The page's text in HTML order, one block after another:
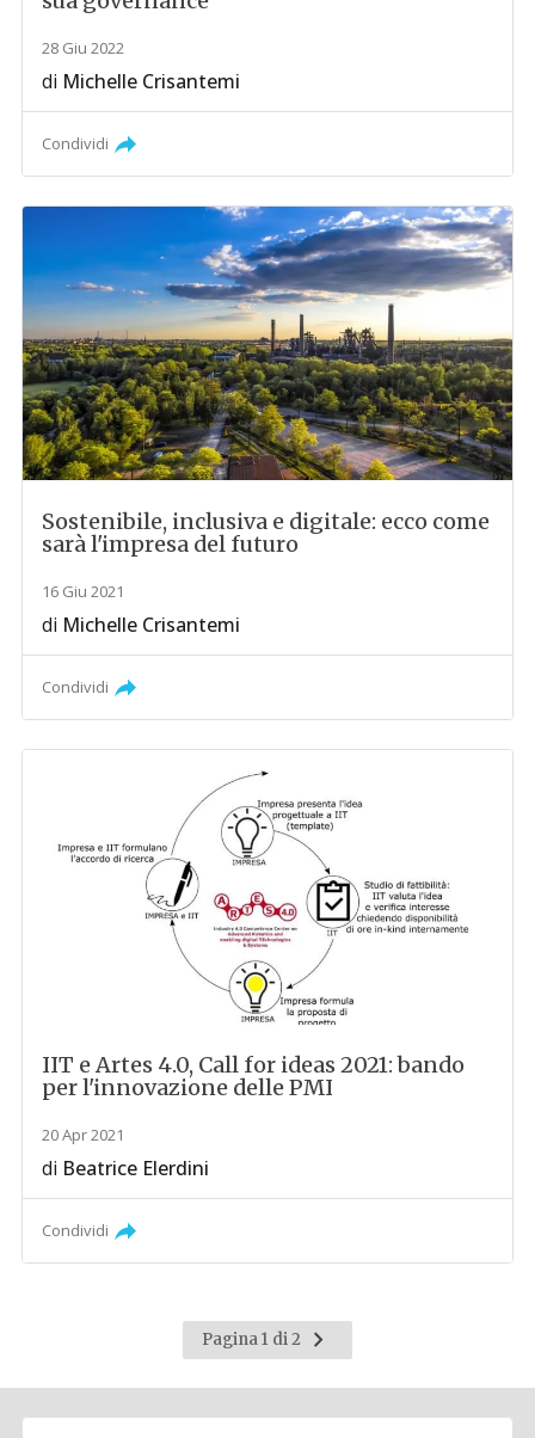
28 Giu 2022
di Michelle Crisantemi
Condividi
Sostenibile, inclusiva e digitale: ecco come
sarà l'impresa del futuro
16 Giu 2021
di Michelle Crisantemi
Condividi
IIT e Artes 4.0, Call for ideas 2021: bando
per l'innovazione delle PMI
20 Apr 2021
di Beatrice Elerdini
Condividi
Pagina 1 di 2
Pagina
successiva